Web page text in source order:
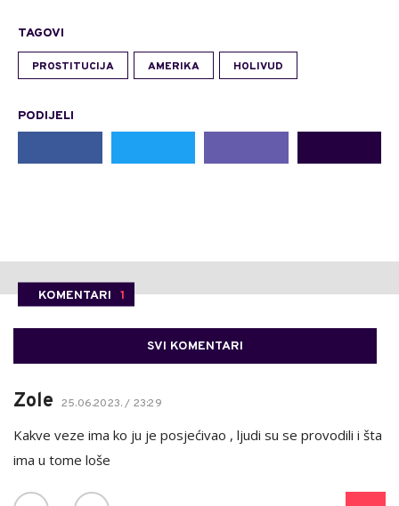
TAGOVI
PROSTITUCIJA AMERIKA HOLIVUD
PODIJELI
KOMENTARI 1
SVI KOMENTARI
Zole 25.06.2023. / 23:29
Kakve veze ima ko ju je posjećivao , ljudi su se provodili i šta
ima u tome loše